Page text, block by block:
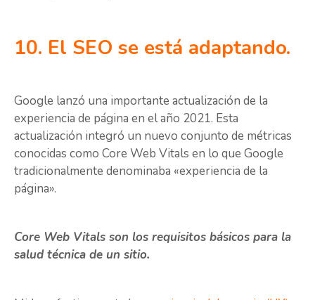
10. El SEO se está adaptando.
Google lanzó una importante actualización de la
experiencia de página en el año 2021. Esta
actualización integró un nuevo conjunto de métricas
conocidas como Core Web Vitals en lo que Google
tradicionalmente denominaba «experiencia de la
página».
Core Web Vitals son los requisitos básicos para la
salud técnica de un sitio.